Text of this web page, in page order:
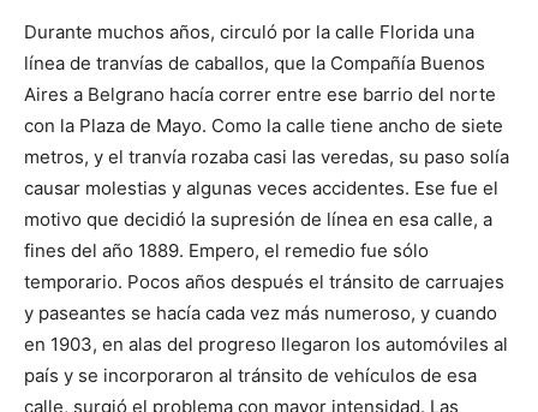
Durante muchos años, circuló por la calle Florida una
línea de tranvías de caballos, que la Compañía Buenos
Aires a Belgrano hacía correr entre ese barrio del norte
con la Plaza de Mayo. Como la calle tiene ancho de siete
metros, y el tranvía rozaba casi las veredas, su paso solía
causar molestias y algunas veces accidentes. Ese fue el
motivo que decidió la supresión de línea en esa calle, a
fines del año 1889. Empero, el remedio fue sólo
temporario. Pocos años después el tránsito de carruajes
y paseantes se hacía cada vez más numeroso, y cuando
en 1903, en alas del progreso llegaron los automóviles al
país y se incorporaron al tránsito de vehículos de esa
calle, surgió el problema con mayor intensidad. Las